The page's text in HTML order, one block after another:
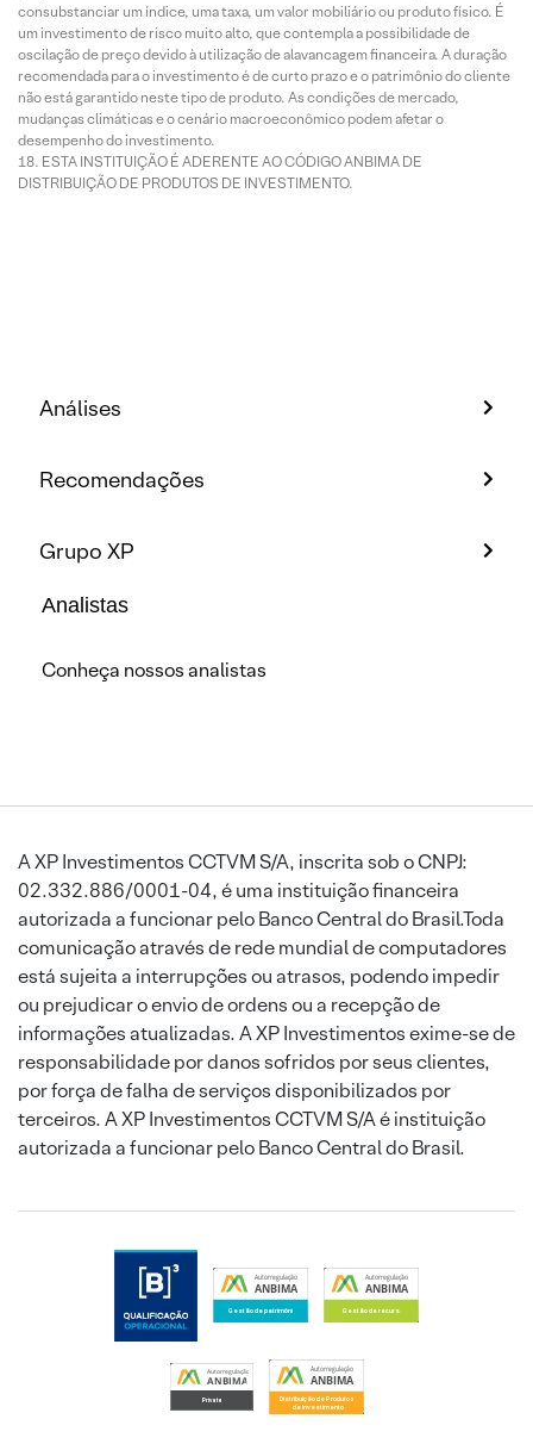
consubstanciar um índice, uma taxa, um valor mobiliário ou produto físico. É
um investimento de risco muito alto, que contempla a possibilidade de
oscilação de preço devido à utilização de alavancagem financeira. A duração
recomendada para o investimento é de curto prazo e o patrimônio do cliente
não está garantido neste tipo de produto. As condições de mercado,
mudanças climáticas e o cenário macroeconômico podem afetar o
desempenho do investimento.
ESTA INSTITUIÇÃO É ADERENTE AO CÓDIGO ANBIMA DE
DISTRIBUIÇÃO DE PRODUTOS DE INVESTIMENTO.
Análises
Recomendações
Grupo XP
Analistas
Conheça nossos analistas
A XP Investimentos CCTVM S/A, inscrita sob o CNPJ:
02.332.886/0001-04, é uma instituição financeira
autorizada a funcionar pelo Banco Central do Brasil.Toda
comunicação através de rede mundial de computadores
está sujeita a interrupções ou atrasos, podendo impedir
ou prejudicar o envio de ordens ou a recepção de
informações atualizadas. A XP Investimentos exime-se de
responsabilidade por danos sofridos por seus clientes,
por força de falha de serviços disponibilizados por
terceiros. A XP Investimentos CCTVM S/A é instituição
autorizada a funcionar pelo Banco Central do Brasil.